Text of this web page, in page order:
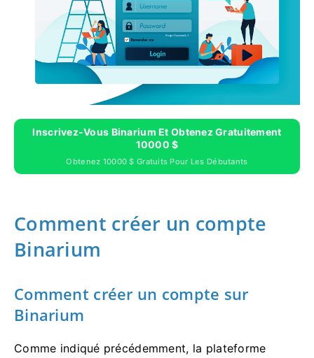
Inscrivez-Vous Binarium Et Obtenez Gratuitement
10000 $
Obtenez 10000 $ Gratuits Pour Les Débutants
Comment créer un compte
Binarium
Comment créer un compte sur
Binarium
Comme indiqué précédemment, la plateforme